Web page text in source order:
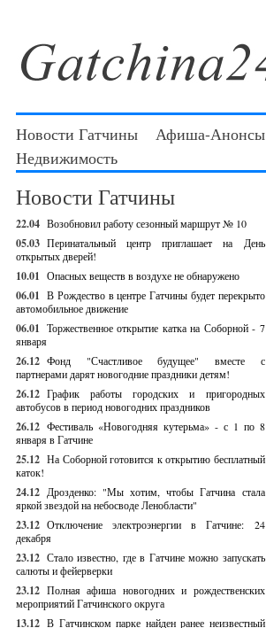
Новости Гатчины Афиша-Анонсы
Недвижимость
Новости Гатчины
22.04 Возобновил работу сезонный маршрут № 10
05.03 Перинатальный центр приглашает на День
открытых дверей!
10.01 Опасных веществ в воздухе не обнаружено
06.01 В Рождество в центре Гатчины будет перекрыто
автомобильное движение
06.01 Торжественное открытие катка на Соборной - 7
января
26.12 Фонд "Счастливое будущее" вместе с
партнерами дарят новогодние праздники детям!
26.12 График работы городских и пригородных
автобусов в период новогодних праздников
26.12 Фестиваль «Новогодняя кутерьма» - с 1 по 8
января в Гатчине
25.12 На Соборной готовится к открытию бесплатный
каток!
24.12 Дрозденко: "Мы хотим, чтобы Гатчина стала
яркой звездой на небосводе Ленобласти"
23.12 Отключение электроэнергии в Гатчине: 24
декабря
23.12 Стало известно, где в Гатчине можно запускать
салюты и фейерверки
23.12 Полная афиша новогодних и рождественских
мероприятий Гатчинского округа
13.12 В Гатчинском парке найден ранее неизвестный